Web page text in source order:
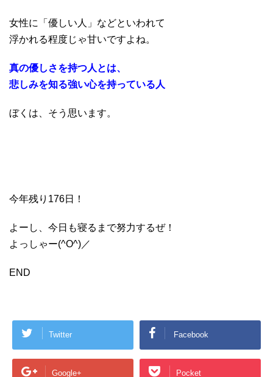
女性に「優しい人」などといわれて
浮かれる程度じゃ甘いですよね。
真の優しさを持つ人とは、
悲しみを知る強い心を持っている人
ぼくは、そう思います。
今年残り176日！
よーし、今日も寝るまで努力するぜ！
よっしゃー(^O^)／
END
Twitter Facebook
Google+ Pocket